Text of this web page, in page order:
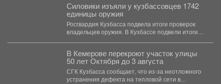
Силовики изъяли у кузбассовцев 1742
единицы оружия
Росгвардия Кузбасса подвела итоги проверок
владельцев оружия. В Кузбассе подвели итоги
В Кемерове перекроют участок улицы
50 лет Октября до 3 августа
СГК Кузбасса сообщает, что из-за неотложного
устранения дефекта на тепловой сети в